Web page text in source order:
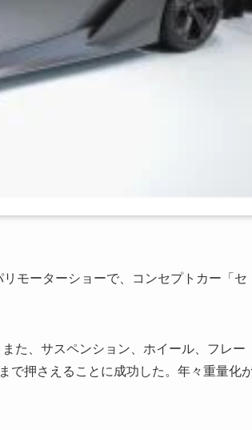
モーターショーで、コンセプトカー「セ
た、サスペンション、ホイール、フレー
で押さえることに成功した。年々重量化